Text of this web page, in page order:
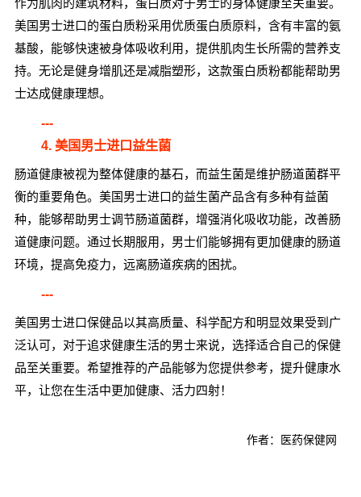
作为肌肉的建筑材料，蛋白质对于男士的身体健康至关重要。
美国男士进口的蛋白质粉采用优质蛋白质原料，含有丰富的氨
基酸，能够快速被身体吸收利用，提供肌肉生长所需的营养支
持。无论是健身增肌还是减脂塑形，这款蛋白质粉都能帮助男
士达成健康理想。
---
4. 美国男士进口益生菌
肠道健康被视为整体健康的基石，而益生菌是维护肠道菌群平
衡的重要角色。美国男士进口的益生菌产品含有多种有益菌
种，能够帮助男士调节肠道菌群，增强消化吸收功能，改善肠
道健康问题。通过长期服用，男士们能够拥有更加健康的肠道
环境，提高免疫力，远离肠道疾病的困扰。
---
美国男士进口保健品以其高质量、科学配方和明显效果受到广
泛认可，对于追求健康生活的男士来说，选择适合自己的保健
品至关重要。希望推荐的产品能够为您提供参考，提升健康水
平，让您在生活中更加健康、活力四射！
作者：医药保健网